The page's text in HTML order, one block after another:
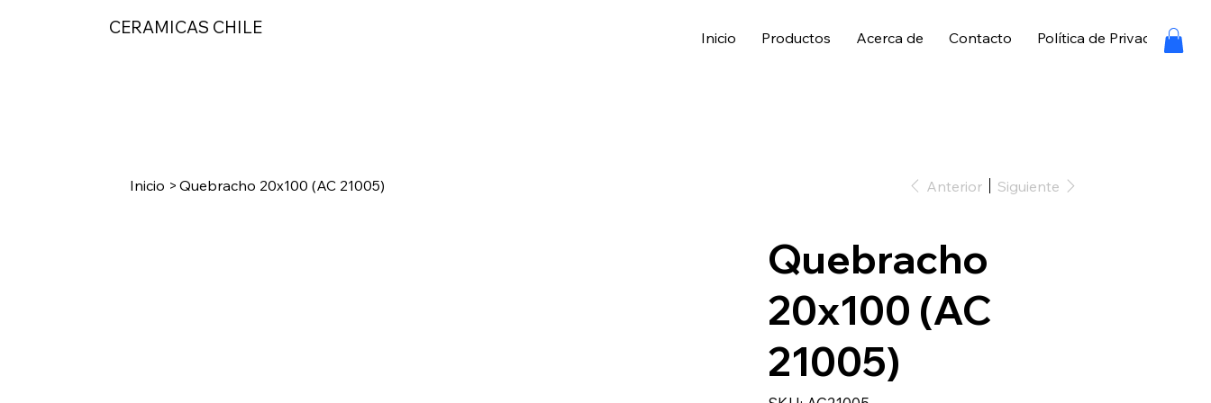
CERAMICAS CHILE Inicio Productos Acerca de Contacto Política de Privacidad
Inicio > Quebracho 20x100 (AC 21005) Anterior Siguiente
Quebracho
20x100 (AC
21005)
SKU